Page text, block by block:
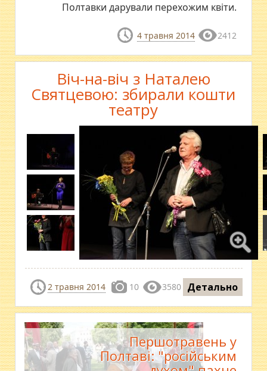
Полтавки дарували перехожим квіти.
4 травня 2014 2412
Віч-на-віч з Наталею
Святцевою: збирали кошти
театру
2 травня 2014 10 3580 Детально
Першотравень у
Полтаві: "російським